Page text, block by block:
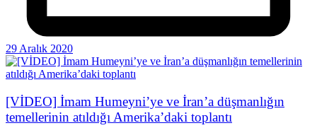
29 Aralık 2020
[VİDEO] İmam Humeyni’ye ve İran’a düşmanlığın
temellerinin atıldığı Amerika’daki toplantı